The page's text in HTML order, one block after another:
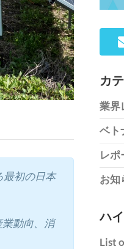
最初の日本
動向、消
カ
業界
ベト
レポ
お知
ハ
List